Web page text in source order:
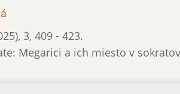
, 3, 409 - 423.
Megarici a ich miesto v